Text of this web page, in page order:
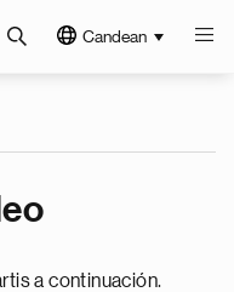
Candean
a continuación.